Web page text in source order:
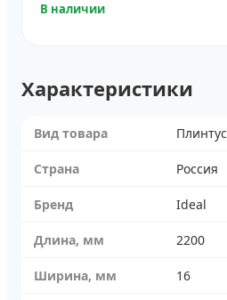
В наличии
Характеристики
Вид товара Плинтус
Страна Россия
Бренд Ideal
Длина, мм 2200
Ширина, мм 16